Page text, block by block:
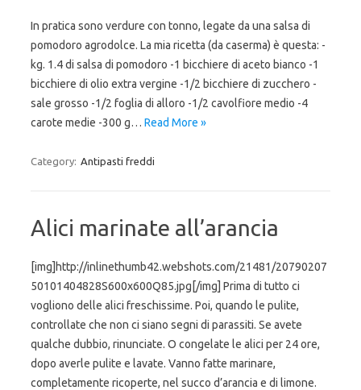
In pratica sono verdure con tonno, legate da una salsa di
pomodoro agrodolce. La mia ricetta (da caserma) è questa: -
kg. 1.4 di salsa di pomodoro -1 bicchiere di aceto bianco -1
bicchiere di olio extra vergine -1/2 bicchiere di zucchero -
sale grosso -1/2 foglia di alloro -1/2 cavolfiore medio -4
carote medie -300 g… Read More »
Category: Antipasti freddi
Alici marinate all’arancia
[img]http://inlinethumb42.webshots.com/21481/20790207
50101404828S600x600Q85.jpg[/img] Prima di tutto ci
vogliono delle alici freschissime. Poi, quando le pulite,
controllate che non ci siano segni di parassiti. Se avete
qualche dubbio, rinunciate. O congelate le alici per 24 ore,
dopo averle pulite e lavate. Vanno fatte marinare,
completamente ricoperte, nel succo d’arancia e di limone.